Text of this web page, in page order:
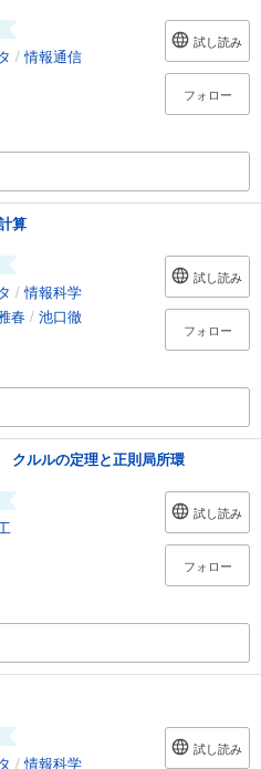
/情報通信
試し読み
フォロー
算
/情報科学
春 / 池口徹
試し読み
フォロー
ルルの定理と正則局所環
試し読み
フォロー
/情報科学
試し読み